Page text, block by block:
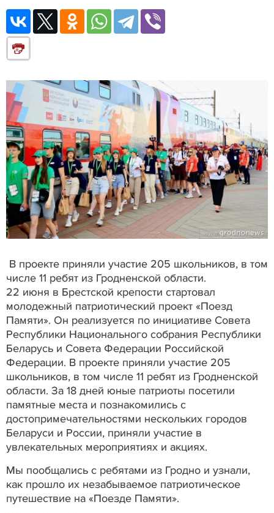
В проекте приняли участие 205 школьников, в том
числе 11 ребят из Гродненской области.
22 июня в Брестской крепости стартовал
молодежный патриотический проект «Поезд
Памяти». Он реализуется по инициативе Совета
Республики Национального собрания Республики
Беларусь и Совета Федерации Российской
Федерации. В проекте приняли участие 205
школьников, в том числе 11 ребят из Гродненской
области. За 18 дней юные патриоты посетили
памятные места и познакомились с
достопримечательностями нескольких городов
Беларуси и России, приняли участие в
увлекательных мероприятиях и акциях.
Мы пообщались с ребятами из Гродно и узнали,
как прошло их незабываемое патриотическое
путешествие на «Поезде Памяти».